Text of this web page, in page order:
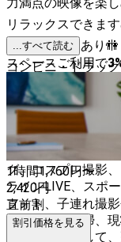
リラックスできま
メ💻 - トイレあり
コンビニ・ドラック
広さ: 15㎡ 👥定員: 6名 🌸こんな利用用途におすすめ🌸 女子
会、推し活、ママ
ー、VLIVE、デー
れ、タコパ、結婚
会、歓迎会、送迎
グ、コスプレ撮影
ラインLIVE、スポ
フォト、子連れ撮影会 etc… ⚠️注意事
ために必ず清掃、
スの設備に関して
...すべて読む
スペースご利用で3
1時間1,760円〜
2,420円
直前割
割引価格を見る